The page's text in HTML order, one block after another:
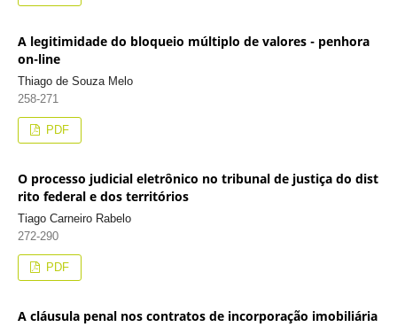
A legitimidade do bloqueio múltiplo de valores - penhora
on-line
Thiago de Souza Melo
258-271
PDF
O processo judicial eletrônico no tribunal de justiça do dist
rito federal e dos territórios
Tiago Carneiro Rabelo
272-290
PDF
A cláusula penal nos contratos de incorporação imobiliária